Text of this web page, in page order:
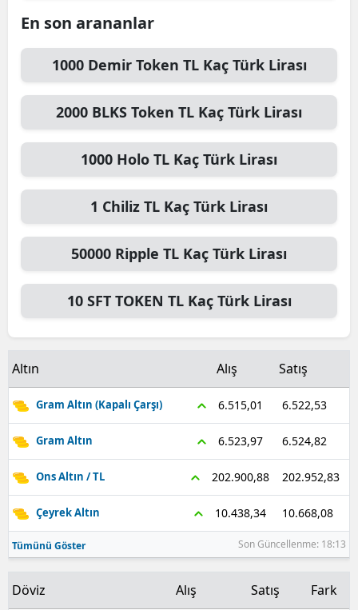
Kastamonu
Kırklareli
Kırşehir
Kocaeli
Konya
Malatya
Manisa
Kahramanmaraş
Muğla
Muş
Nevşehir
Niğde
Ordu
En son arananlar
1000 Demir Token TLKaç Türk Lirası
2000 BLKS Token TL Kaç Türk Lirası
1000 Holo TL Kaç Türk Lirası
1 Chiliz TL Kaç Türk Lirası
50000 Ripple TL Kaç Türk Lirası
10 SFT TOKEN TLKaç Türk Lirası
Altın Alış Satış
Gram Altın (Kapalı Çarşı) 6.515,01 6.522,53
Gram Altın 6.523,97 6.524,82
Ons Altın / TL 202.900,88 202.952,83
Çeyrek Altın 10.438,34 10.668,08
Tümünü Göster Son Güncellenme: 18:13
Döviz Alış Satış Fark